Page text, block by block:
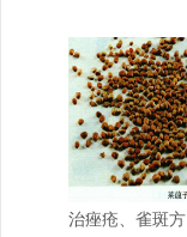
治痤疮、雀斑方